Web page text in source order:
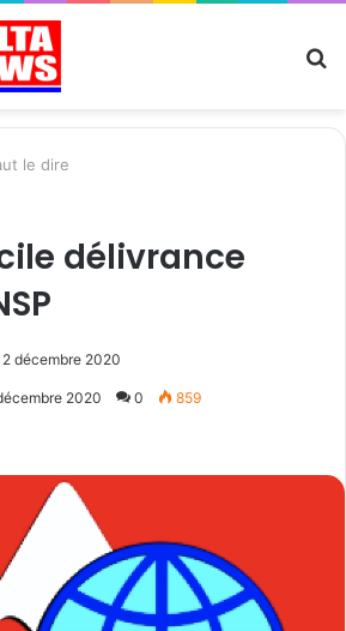
le dire
délivrance
2 décembre 2020
2020 0 859